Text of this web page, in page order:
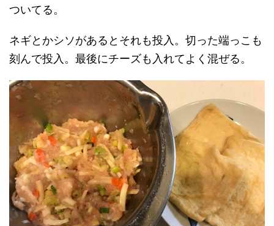
ついてる。
ネギとかシソがあるとそれも投入。切った端っこも
刻んで投入。最後にチーズも入れてよく混ぜる。